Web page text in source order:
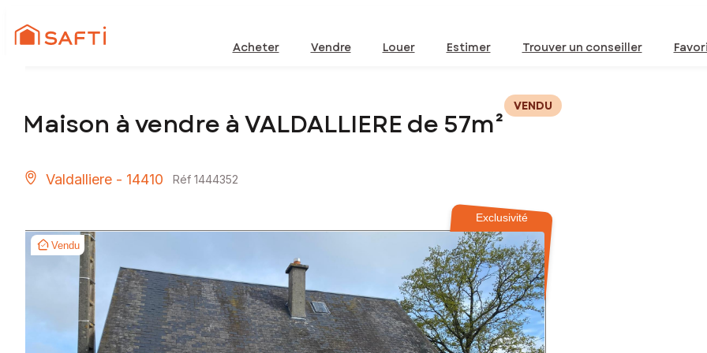
Acheter Vendre Louer Estimer Trouver un conseiller
Maison à vendre à VALDALLIERE de 57m²
VENDU
Valdalliere - 14410 Réf 1444352
Exclusivité
Vendu